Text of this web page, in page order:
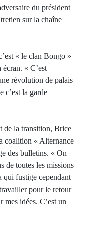
du président
sur la chaîne
« le clan Bongo »
« C’est
révolution de palais
c’est la garde
de la transition, Brice
coalition « Alternance
des bulletins. « On
de toutes les missions
fustige cependant
pour le retour
mes idées. C’est un